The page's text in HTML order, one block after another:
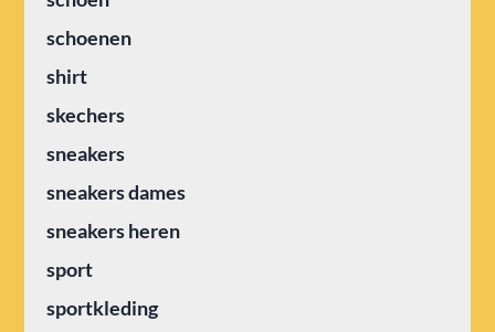
schoenen
shirt
skechers
sneakers
sneakers dames
sneakers heren
sport
sportkleding